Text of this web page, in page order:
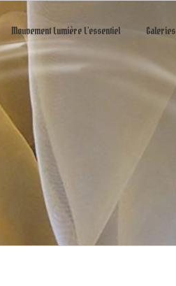
Mouvement Lumière L’essentiel Galeries